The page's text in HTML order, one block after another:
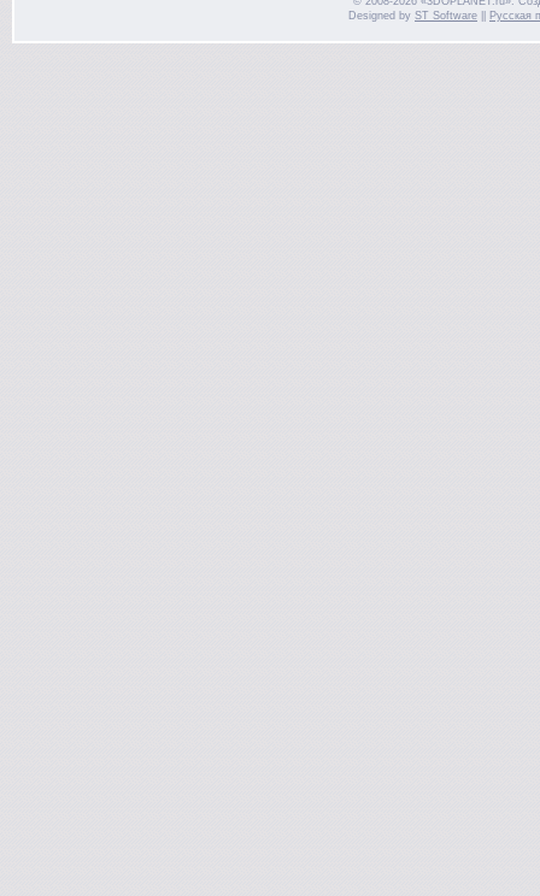
Designed by ST Software Русская